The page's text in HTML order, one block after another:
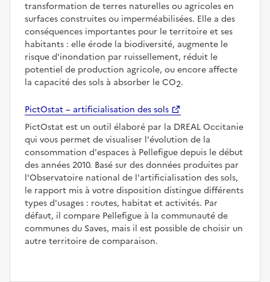
transformation de terres naturelles ou agricoles en
surfaces construites ou imperméabilisées. Elle a des
conséquences importantes pour le territoire et ses
habitants : elle érode la biodiversité, augmente le
risque d'inondation par ruissellement, réduit le
potentiel de production agricole, ou encore affecte
la capacité des sols à absorber le CO2.
PictOstat – artificialisation des sols
PictOstat est un outil élaboré par la DREAL Occitanie
qui vous permet de visualiser l'évolution de la
consommation d'espaces à Pellefigue depuis le début
des années 2010. Basé sur des données produites par
l'Observatoire national de l'artificialisation des sols,
le rapport mis à votre disposition distingue différents
types d'usages : routes, habitat et activités. Par
défaut, il compare Pellefigue à la communauté de
communes du Saves, mais il est possible de choisir un
autre territoire de comparaison.